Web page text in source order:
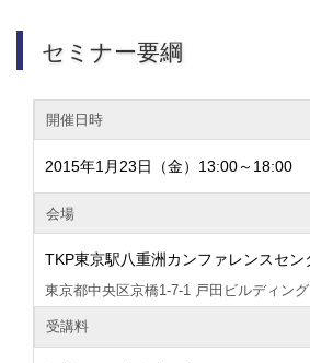
セミナー要綱
開催日時
2015年1月23日（金）13:00～18:00
会場
TKP東京駅八重洲カンファレンスセン
東京都中央区京橋1-7-1 戸田ビルディング
受講料